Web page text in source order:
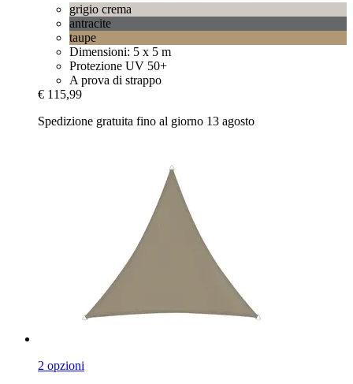
grigio crema
antracite
taupe
Dimensioni: 5 x 5 m
Protezione UV 50+
A prova di strappo
€ 115,99
Spedizione gratuita fino al giorno 13 agosto
2 opzioni